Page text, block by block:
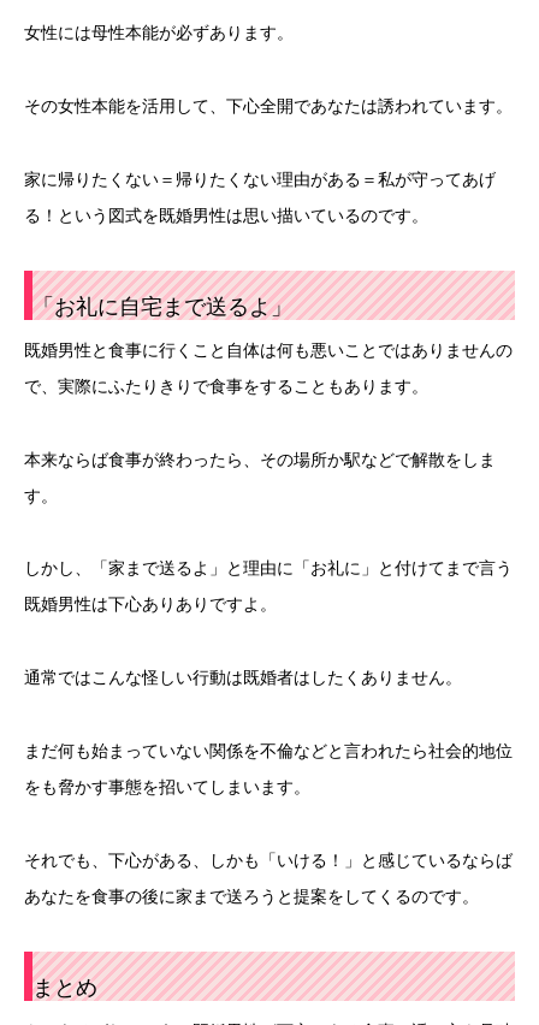
女性には母性本能が必ずあります。
その女性本能を活用して、下心全開であなたは誘われています。
家に帰りたくない＝帰りたくない理由がある＝私が守ってあげ
る！という図式を既婚男性は思い描いているのです。
「お礼に自宅まで送るよ」
既婚男性と食事に行くこと自体は何も悪いことではありませんの
で、実際にふたりきりで食事をすることもあります。
本来ならば食事が終わったら、その場所か駅などで解散をしま
す。
しかし、「家まで送るよ」と理由に「お礼に」と付けてまで言う
既婚男性は下心ありありですよ。
通常ではこんな怪しい行動は既婚者はしたくありません。
まだ何も始まっていない関係を不倫などと言われたら社会的地位
をも脅かす事態を招いてしまいます。
それでも、下心がある、しかも「いける！」と感じているならば
あなたを食事の後に家まで送ろうと提案をしてくるのです。
まとめ